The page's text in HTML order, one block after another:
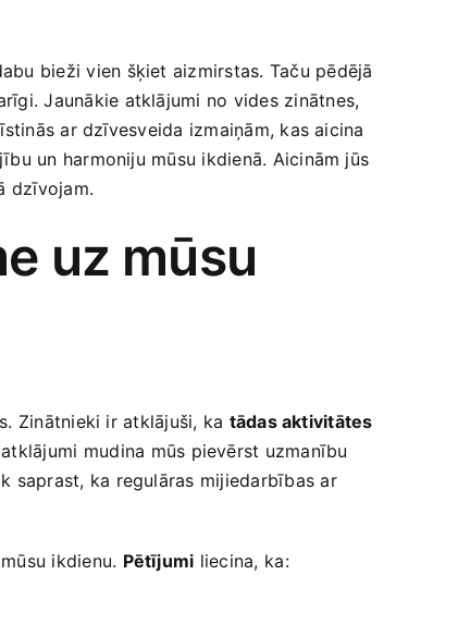
bieži ‌vien šķiet aizmirstas. Taču pēdējā
Jaunākie atklājumi no vides zinātnes,
ar dzīvesveida izmaiņām, kas aicina
un harmoniju mūsu ikdienā.​ Aicinām jūs
dzīvojam.
uz ⁣mūsu
Zinātnieki ir atklājuši, ka tādas ‍aktivitātes
⁤mudina mūs pievērst uzmanību
saprast, ka ‍regulāras mijiedarbības ar
ikdienu. Pētījumi liecina,⁢ ka: